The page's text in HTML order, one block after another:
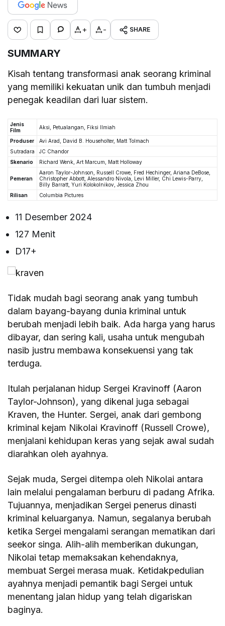
+ - SHARE
SUMMARY
Kisah tentang transformasi anak seorang kriminal
yang memiliki kekuatan unik dan tumbuh menjadi
penegak keadilan dari luar sistem.
Jenis
Film
Aksi, Petualangan, Fiksi Ilmiah
Produser
Avi Arad, David B. Householter, Matt Tolmach
Sutradara
JC Chandor
Skenario
Richard Wenk, Art Marcum, Matt Holloway
Pemeran
Aaron Taylor-Johnson, Russell Crowe, Fred Hechinger, Ariana DeBose,
Christopher Abbott, Alessandro Nivola, Levi Miller, Chi Lewis-Parry,
Billy Barratt, Yuri Kolokolnikov, Jessica Zhou
Rilisan
Columbia Pictures
11 Desember 2024
127 Menit
D17+
Tidak mudah bagi seorang anak yang tumbuh
dalam bayang-bayang dunia kriminal untuk
berubah menjadi lebih baik. Ada harga yang harus
dibayar, dan sering kali, usaha untuk mengubah
nasib justru membawa konsekuensi yang tak
terduga.
Itulah perjalanan hidup Sergei Kravinoff (Aaron
Taylor-Johnson), yang dikenal juga sebagai
Kraven, the Hunter. Sergei, anak dari gembong
kriminal kejam Nikolai Kravinoff (Russell Crowe),
menjalani kehidupan keras yang sejak awal sudah
diarahkan oleh ayahnya.
Sejak muda, Sergei ditempa oleh Nikolai antara
lain melalui pengalaman berburu di padang Afrika.
Tujuannya, menjadikan Sergei penerus dinasti
kriminal keluarganya. Namun, segalanya berubah
ketika Sergei mengalami serangan mematikan dari
seekor singa. Alih-alih memberikan dukungan,
Nikolai tetap memaksakan kehendaknya,
membuat Sergei merasa muak. Ketidakpedulian
ayahnya menjadi pemantik bagi Sergei untuk
menentang jalan hidup yang telah digariskan
baginya.